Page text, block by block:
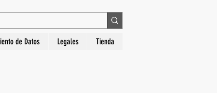
La Hora Relojería. Compra segura, diseños
de Datos Legales Tienda